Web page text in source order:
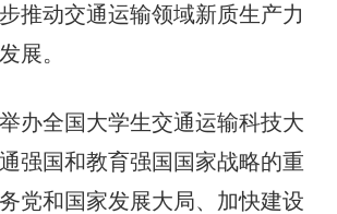
推动交通运输领域新质生产力
展。
办全国大学生交通运输科技大
强国和教育强国国家战略的重
党和国家发展大局、加快建设